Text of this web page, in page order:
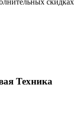
Техника